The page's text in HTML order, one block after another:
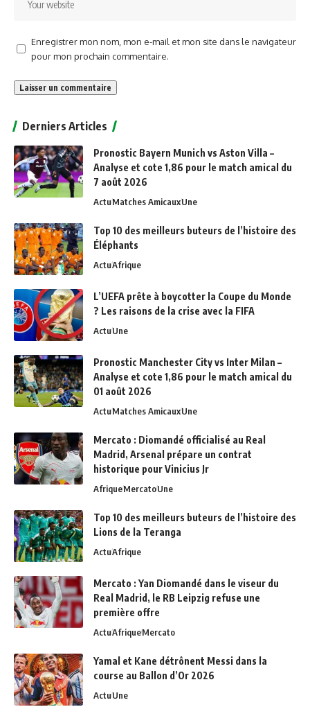
Enregistrer mon nom, mon e-mail et mon site dans le navigateur
pour mon prochain commentaire.
Derniers Articles
Pronostic Bayern Munich vs Aston Villa –
Analyse et cote 1,86 pour le match amical du
7 août 2026
ActuMatches AmicauxUne
Top 10 des meilleurs buteurs de l’histoire des
Éléphants
ActuAfrique
L’UEFA prête à boycotter la Coupe du Monde
? Les raisons de la crise avec la FIFA
ActuUne
Pronostic Manchester City vs Inter Milan –
Analyse et cote 1,86 pour le match amical du
01 août 2026
ActuMatches AmicauxUne
Mercato : Diomandé officialisé au Real
Madrid, Arsenal prépare un contrat
historique pour Vinicius Jr
AfriqueMercatoUne
Top 10 des meilleurs buteurs de l’histoire des
Lions de la Teranga
ActuAfrique
Mercato : Yan Diomandé dans le viseur du
Real Madrid, le RB Leipzig refuse une
première offre
ActuAfriqueMercato
Yamal et Kane détrônent Messi dans la
course au Ballon d’Or 2026
ActuUne